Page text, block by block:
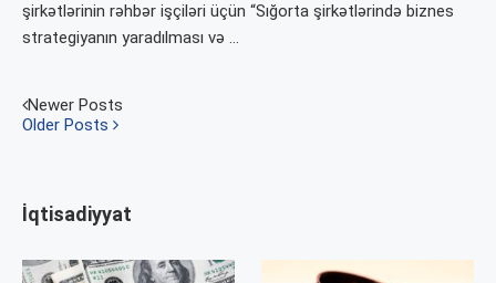
şirkətlərinin rəhbər işçiləri üçün “Sığorta şirkətlərində biznes
strategiyanın yaradılması və …
Newer Posts
Older Posts
İqtisadiyyat